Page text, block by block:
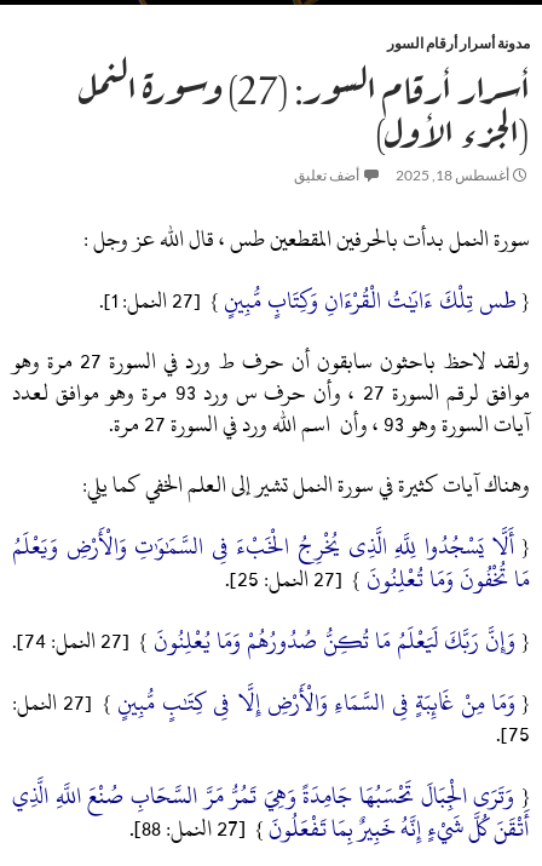
مدونة أسرار أرقام السور
أسرار أرقام السور: (27) وسورة النمل
(الجزء الأول)
أغسطس 18, 2025 أضف تعليق
سورة النمل بدأت بالحرفين المقطعين طس ، قال الله عز وجل :
{طس تِلْكَ ءَايَٰتُ الْقُرْءَانِ وَكِتَابٍ مُّبِينٍ} [27 النمل: 1].
ولقد لاحظ باحثون سابقون أن حرف ط ورد في السورة 27 مرة وهو
موافق لرقم السورة 27 ، وأن حرف س ورد 93 مرة وهو موافق لعدد
آيات السورة وهو 93 ، وأن اسم الله ورد في السورة 27 مرة.
وهناك آيات كثيرة في سورة النمل تشير إلى العلم الخفي كما يلي:
{ أَلَّا يَسْجُدُوا لِلَّهِ الَّذِي يُخْرِجُ الْخَبْءَ فِي السَّمَٰوَٰتِ وَالْأَرْضِ وَيَعْلَمُ
مَا تُخْفُونَ وَمَا تُعْلِنُونَ } [27 النمل: 25].
{ وَإِنَّ رَبَّكَ لَيَعْلَمُ مَا تُكِنُّ صُدُورُهُمْ وَمَا يُعْلِنُونَ } [27 النمل: 74].
{ وَمَا مِنْ غَائِبَةٍ فِي السَّمَاءِ وَالْأَرْضِ إِلَّا فِي كِتَٰبٍ مُّبِينٍ } [27 النمل:
75].
{ وَتَرَى الْجِبَالَ تَحْسَبُهَا جَامِدَةً وَهِيَ تَمُرُّ مَرَّ السَّحَابِ صُنْعَ اللَّهِ الَّذِي
أَتْقَنَ كُلَّ شَيْءٍ إِنَّهُ خَبِيرٌ بِمَا تَفْعَلُونَ} [27 النمل: 88].